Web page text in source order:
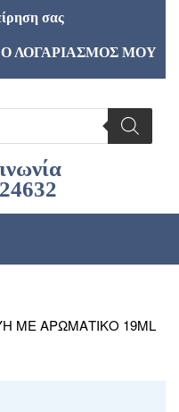
σας
Ο ΛΟΓΑΡΙΑΣΜΟΣ ΜΟΥ